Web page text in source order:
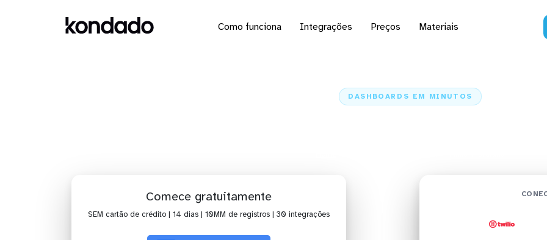
Como funciona Integrações Preços Materiais
DASHBOARDS EM MINUTOS
Comece gratuitamente
SEM cartão de crédito | 14 dias | 10MM de registros | 30 integrações